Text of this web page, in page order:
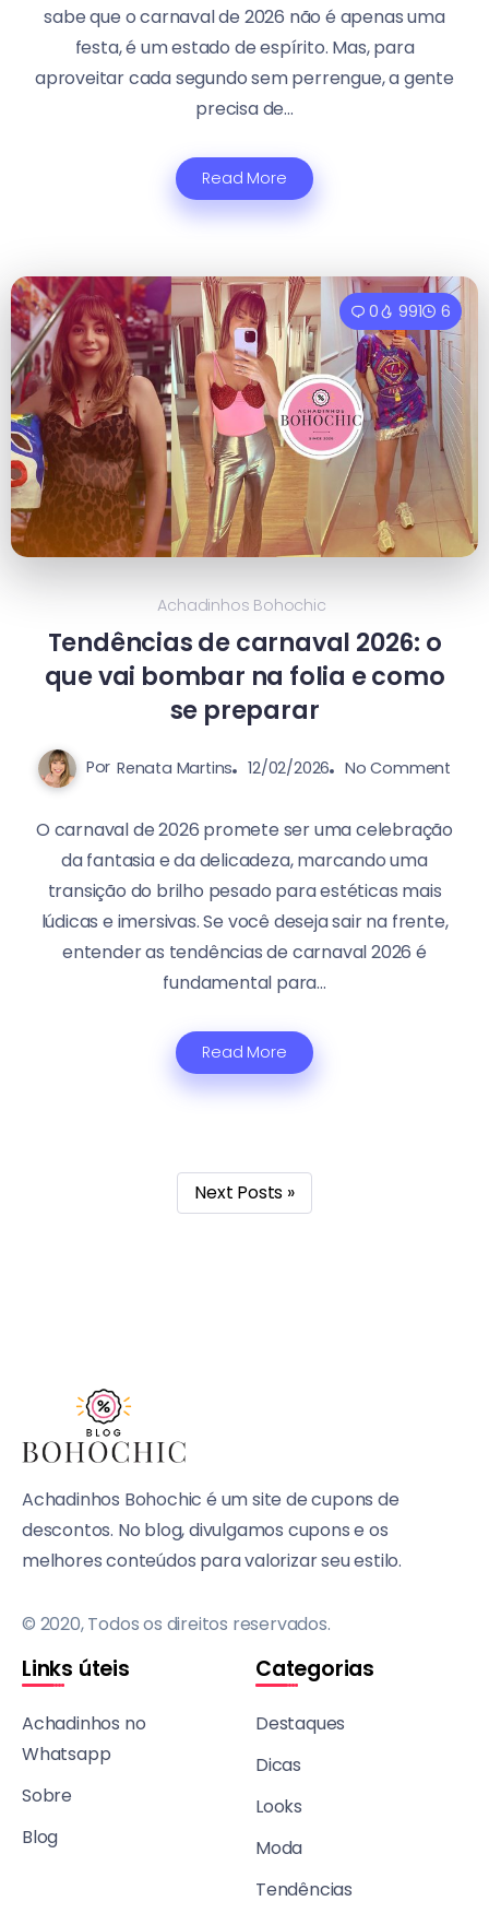
sabe que o carnaval de 2026 não é apenas uma
festa, é um estado de espírito. Mas, para
aproveitar cada segundo sem perrengue, a gente
precisa de...
Read More
0 991 6
Achadinhos Bohochic
Tendências de carnaval 2026: o
que vai bombar na folia e como
se preparar
Por Renata Martins 12/02/2026 No Comment
O carnaval de 2026 promete ser uma celebração
da fantasia e da delicadeza, marcando uma
transição do brilho pesado para estéticas mais
lúdicas e imersivas. Se você deseja sair na frente,
entender as tendências de carnaval 2026 é
fundamental para...
Read More
Next Posts »
Achadinhos Bohochic é um site de cupons de
descontos. No blog, divulgamos cupons e os
melhores conteúdos para valorizar seu estilo.
© 2020, Todos os direitos reservados.
Links úteis
Achadinhos no
Whatsapp
Sobre
Blog
Categorias
Destaques
Dicas
Looks
Moda
Tendências